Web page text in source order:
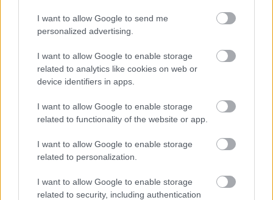
I want to allow Google to send me
personalized advertising.
I want to allow Google to enable storage
related to analytics like cookies on web or
device identifiers in apps.
I want to allow Google to enable storage
related to functionality of the website or app.
I want to allow Google to enable storage
related to personalization.
I want to allow Google to enable storage
related to security, including authentication